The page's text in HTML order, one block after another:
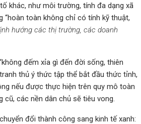
khác, như môi trường, tính đa dạng xã
“hoàn toàn không chỉ có tính kỹ thuật,
hướng các thị trường, các doanh
đếm xỉa gì đến đời sống, thiên
thủ ý thức tập thể bắt đầu thức tỉnh,
nếu được thực hiện trên quy mô toàn
cũ, các nền dân chủ sẽ tiêu vong.
đổi thành công sang kinh tế xanh: